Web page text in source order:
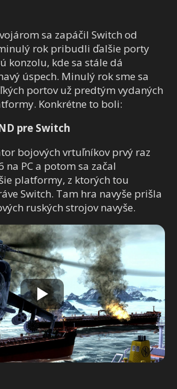
sa zapáčil Switch od
rok pribudli ďalšie porty
konzolu, kde sa stále dá
úspech. Minulý rok sme sa
portov už predtým vydaných
Konkrétne to boli:
pre Switch
bojových vrtuľníkov prvý raz
na PC a potom sa začal
platformy, z ktorých tou
Switch. Tam hra navyše prišla
ruských strojov navyše.